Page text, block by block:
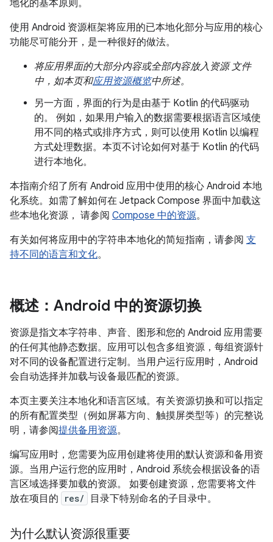
地化的基本原则。
使用 Android 资源框架将应用的已本地化部分与应用的核心
功能尽可能分开，是一种很好的做法。
将应用界面的大部分内容或全部内容放入资源 文件
中，如本页和应用资源概览中所述。
另一方面，界面的行为是由基于 Kotlin 的代码驱动
的。 例如，如果用户输入的数据需要根据语言区域使
用不同的格式或排序方式，则可以使用 Kotlin 以编程
方式处理数据。本页不讨论如何对基于 Kotlin 的代码
进行本地化。
本指南介绍了所有 Android 应用中使用的核心 Android 本地
化系统。如需了解如何在 Jetpack Compose 界面中加载这
些本地化资源， 请参阅 Compose 中的资源。
有关如何将应用中的字符串本地化的简短指南，请参阅 支
持不同的语言和文化。
概述：Android 中的资源切换
资源是指文本字符串、声音、图形和您的 Android 应用需要
的任何其他静态数据。应用可以包含多组资源，每组资源针
对不同的设备配置进行定制。当用户运行应用时，Android
会自动选择并加载与设备最匹配的资源。
本页主要关注本地化和语言区域。有关资源切换和可以指定
的所有配置类型（例如屏幕方向、触摸屏类型等）的完整说
明，请参阅提供备用资源。
编写应用时，您需要为应用创建将使用的默认资源和备用资
源。当用户运行您的应用时，Android 系统会根据设备的语
言区域选择要加载的资源。 如要创建资源，您需要将文件
放在项目的
res/ 目录下特别命名的子目录中。
为什么默认资源很重要